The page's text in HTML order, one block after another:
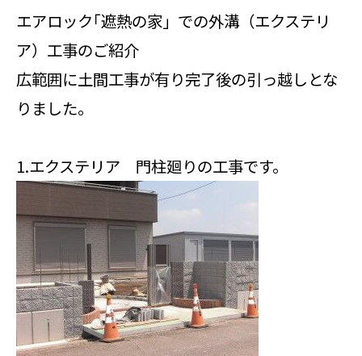
エアロック｢遮熱の家」での外溝（エクステリ
ア）工事のご紹介
広範囲に土間工事が有り完了後の引っ越しとな
りました。
1.エクステリア 門柱廻りの工事です。